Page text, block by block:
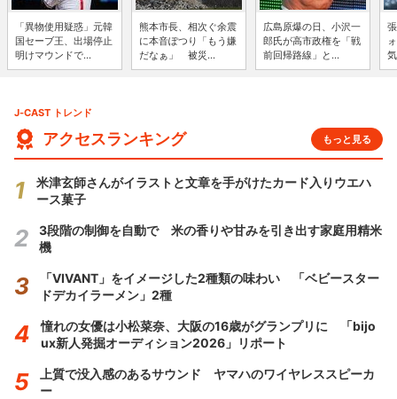
「異物使用疑惑」元韓
国セーブ王、出場停止
明けマウンドで...
熊本市長、相次ぐ余震
に本音ぽつり「もう嫌
だなぁ」 被災...
広島原爆の日、小沢一
郎氏が高市政権を「戦
前回帰路線」と...
J-CAST トレンド
アクセスランキング もっと見る
米津玄師さんがイラストと文章を手がけたカード入りウエハ
ース菓子
3段階の制御を自動で 米の香りや甘みを引き出す家庭用精米
機
「VIVANT」をイメージした2種類の味わい 「ベビースター
ドデカイラーメン」2種
憧れの女優は小松菜奈、大阪の16歳がグランプリに 「bijo
ux新人発掘オーディション2026」リポート
上質で没入感のあるサウンド ヤマハのワイヤレススピーカ
ー